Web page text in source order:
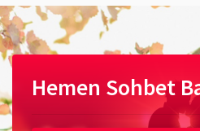
Hemen Sohbet